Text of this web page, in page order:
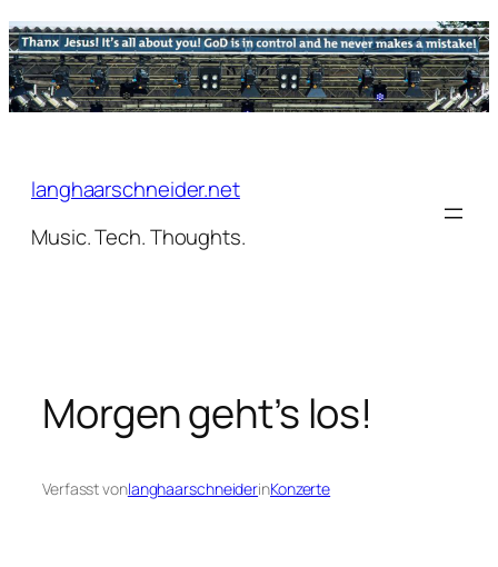
Zum
Inhalt
springen
langhaarschneider.net
Music. Tech. Thoughts.
Morgen geht’s los!
Verfasst vonlanghaarschneiderinKonzerte